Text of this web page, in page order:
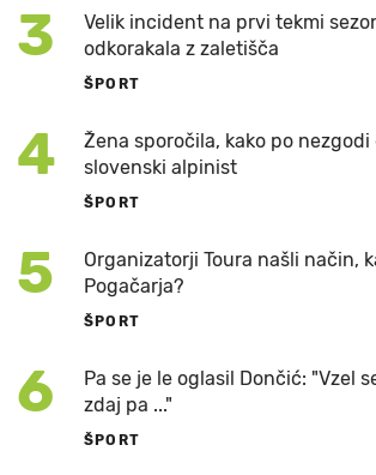
3
Velik incident na prvi tekmi
odkorakala z zaletišča
ŠPORT
4
Žena sporočila, kako po
slovenski alpinist
ŠPORT
5
Organizatorji Toura našli način,
Pogačarja?
ŠPORT
6
Pa se je le oglasil Dončić: "Vzel
zdaj pa ..."
ŠPORT